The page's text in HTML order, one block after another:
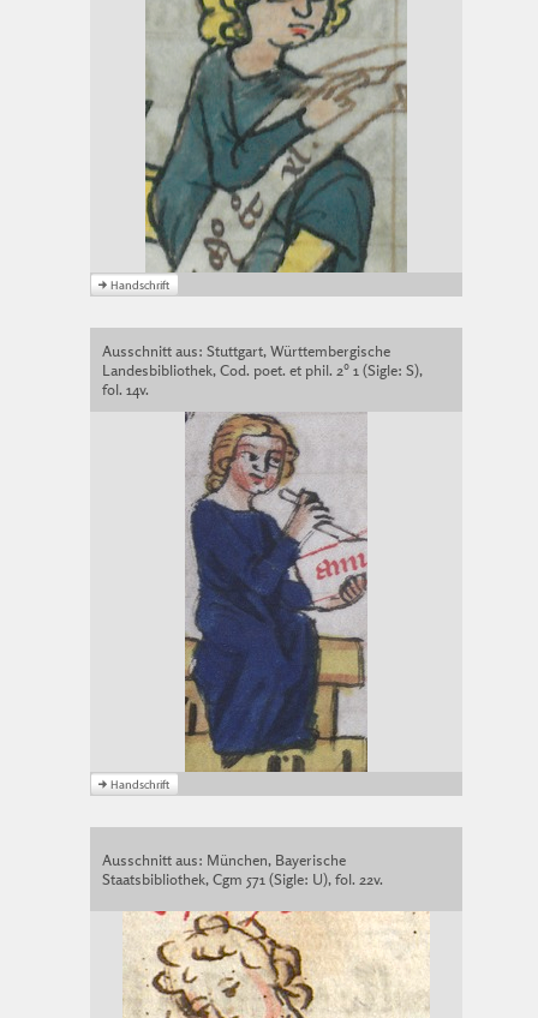
Ausschnitt aus: Stuttgart, Württembergische
Landesbibliothek, Cod. poet. et phil. 2° 1 (Sigle: S),
fol. 14v.
Ausschnitt aus: München, Bayerische
Staatsbibliothek, Cgm 571 (Sigle: U), fol. 22v.